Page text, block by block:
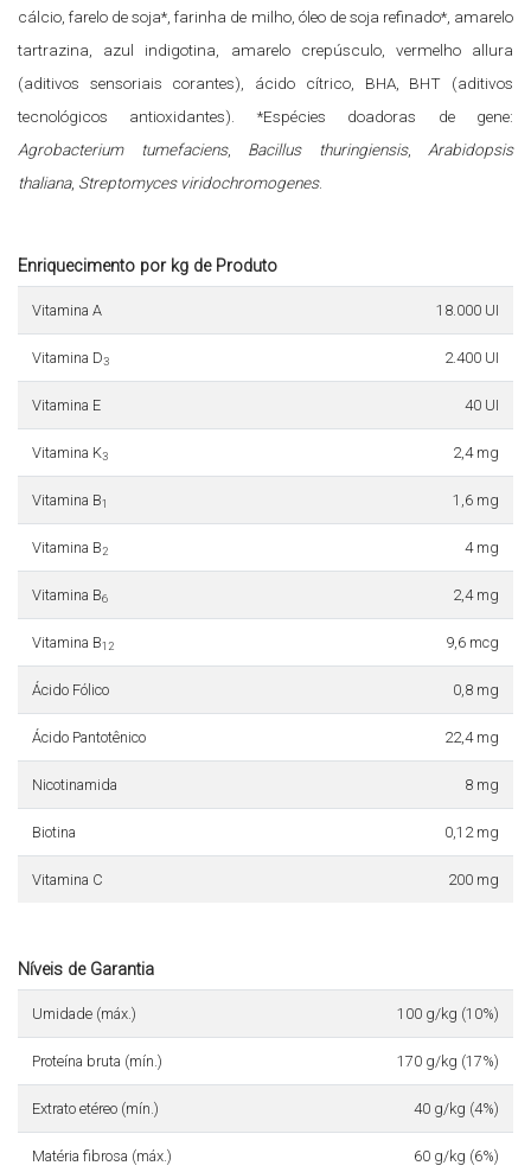
cálcio, farelo de soja*, farinha de milho, óleo de soja refinado*, amarelo
tartrazina, azul indigotina, amarelo crepúsculo, vermelho allura
(aditivos sensoriais corantes), ácido cítrico, BHA, BHT (aditivos
tecnológicos antioxidantes). *Espécies doadoras de gene:
Agrobacterium tumefaciens, Bacillus thuringiensis, Arabidopsis
thaliana, Streptomyces viridochromogenes.
Enriquecimento por kg de Produto
Vitamina A 18.000 UI
Vitamina D3 2.400 UI
Vitamina E 40 UI
Vitamina K3 2,4 mg
Vitamina B1 1,6 mg
Vitamina B2 4 mg
Vitamina B6 2,4 mg
Vitamina B12 9,6 mcg
Ácido Fólico 0,8 mg
Ácido Pantotênico 22,4 mg
Nicotinamida 8 mg
Biotina 0,12 mg
Vitamina C 200 mg
Níveis de Garantia
Umidade (máx.) 100 g/kg (10%)
Proteína bruta (mín.) 170 g/kg (17%)
Extrato etéreo (mín.) 40 g/kg (4%)
Matéria fibrosa (máx.) 60 g/kg (6%)